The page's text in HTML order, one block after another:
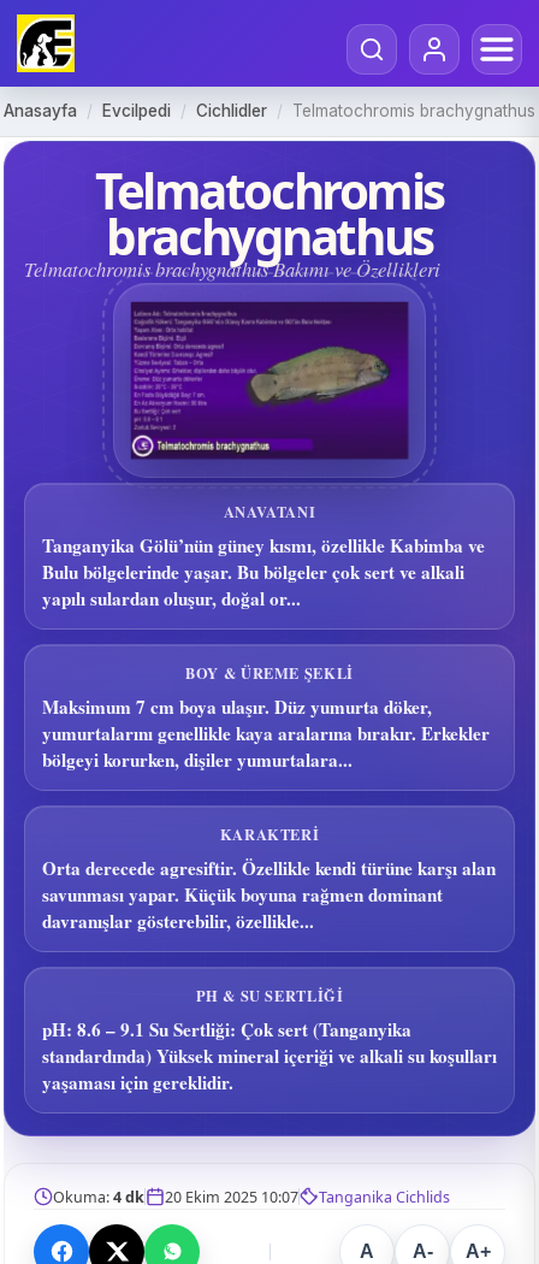
Anasayfa / Evcilpedi / Cichlidler / Telmatochromis brachygnathus
Telmatochromis
brachygnathus
Telmatochromis brachygnathus Bakımı ve Özellikleri
ANAVATANI
Tanganyika Gölü’nün güney kısmı, özellikle Kabimba ve
Bulu bölgelerinde yaşar. Bu bölgeler çok sert ve alkali
yapılı sulardan oluşur, doğal or...
BOY & ÜREME ŞEKLI
Maksimum 7 cm boya ulaşır. Düz yumurta döker,
yumurtalarını genellikle kaya aralarına bırakır. Erkekler
bölgeyi korurken, dişiler yumurtalara...
KARAKTERI
Orta derecede agresiftir. Özellikle kendi türüne karşı alan
savunması yapar. Küçük boyuna rağmen dominant
davranışlar gösterebilir, özellikle...
PH & SU SERTLIĞI
pH: 8.6 – 9.1 Su Sertliği: Çok sert (Tanganyika
standardında) Yüksek mineral içeriği ve alkali su koşulları
yaşaması için gereklidir.
Okuma:4 dk 20 Ekim 2025 10:07 Tanganika Cichlids
A A- A+